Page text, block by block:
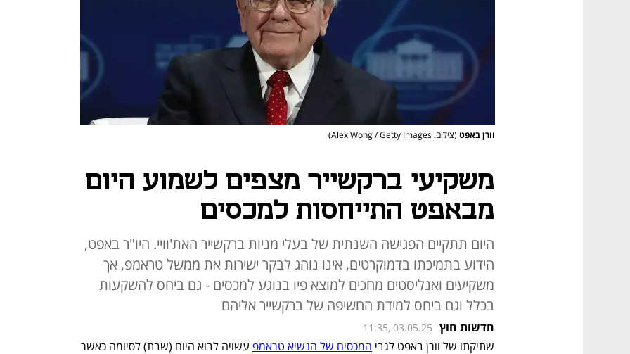
וורן באפט (צילום: Alex Wong / Getty Images)
משקיעי ברקשייר מצפים לשמוע היום
מבאפט התייחסות למכסים
היום תתקיים הפגישה השנתית של בעלי מניות ברקשייר האת'וויי. היו"ר באפט,
הידוע בתמיכתו בדמוקרטים, אינו נוהג לבקר ישירות את ממשל טראמפ, אך
משקיעים ואנליסטים מחכים למוצא פיו בנוגע למכסים - גם ביחס להשקעות
בכלל וגם ביחס למידת החשיפה של ברקשייר אליהם
חדשות חוץ 11:35, 03.05.25
שתיקתו של וורן באפט לגבי המכסים של הנשיא טראמפ